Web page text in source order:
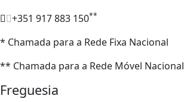
+351 917 883 150**
* Chamada para a Rede Fixa Nacional
** Chamada para a Rede Móvel Nacional
Freguesia